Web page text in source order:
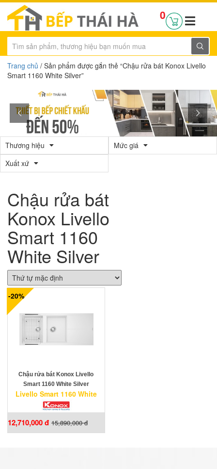
0
Trang chủ / Sản phẩm được gắn thẻ “Chậu rửa bát Konox Livello
Smart 1160 White Silver”
Thương hiệu
Mức giá
Xuất xứ
Chậu rửa bát
Konox Livello
Smart 1160
White Silver
-20%
Chậu rửa bát Konox Livello
Smart 1160 White Silver
Livello Smart 1160 White
12,710,000 đ 15,890,000 đ